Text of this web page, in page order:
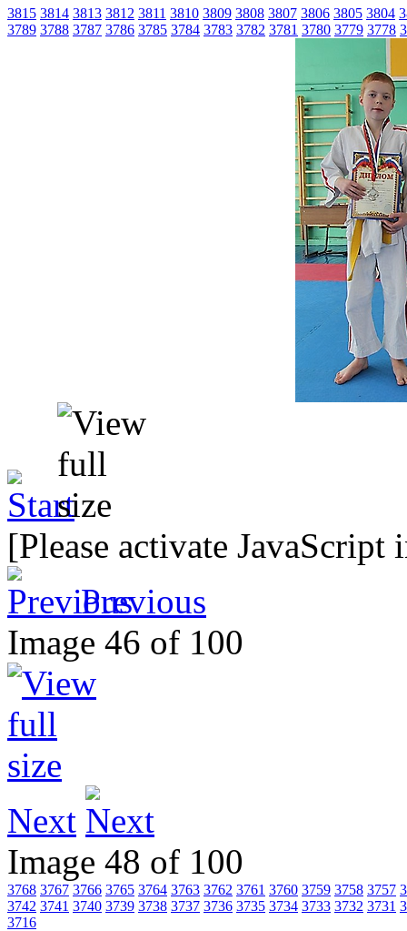
3815 3814 3813 3812 3811 3810 3809 3808 3807 3806 3805 3804
3789 3788 3787 3786 3785 3784 3783 3782 3781 3780 3779 3778
[Please activate
Previous
Image 46 of 100
Next
Image 48 of 100
3768 3767 3766 3765 3764 3763 3762 3761 3760 3759 3758 3757
3742 3741 3740 3739 3738 3737 3736 3735 3734 3733 3732 3731
3716